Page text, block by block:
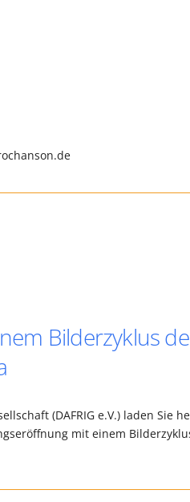
Bilderzyklus
(DAFRIG e.V.) laden Sie
mit einem